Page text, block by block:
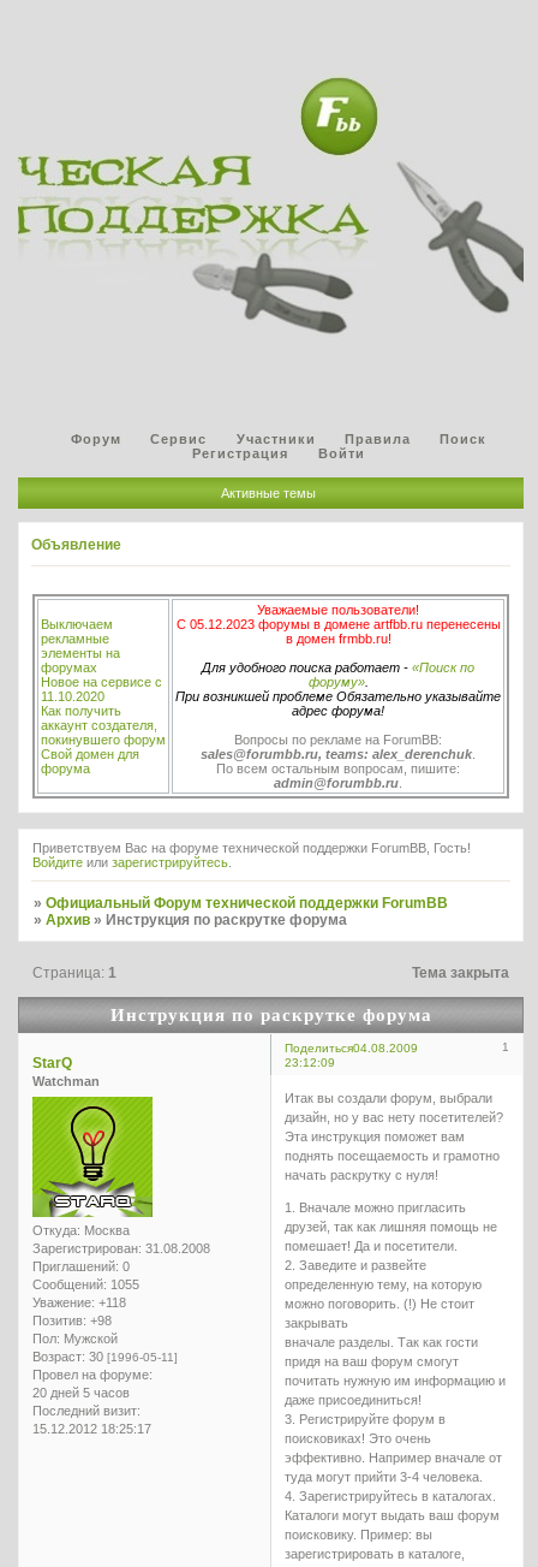
Форум Сервис Участники Правила
Поиск
Регистрация
Войти
Активные темы
Объявление
Выключаем
рекламные
элементы на
форумах
Новое на сервисе с
11.10.2020
Как получить
аккаунт создателя,
покинувшего форум
Свой домен для
форума
Уважаемые пользователи!
С 05.12.2023 форумы в домене artfbb.ru перенесены
в домен frmbb.ru!
Для удобного поиска работает - «Поиск по
форуму».
При возникшей проблеме Обязательно указывайте
адрес форума!
Вопросы по рекламе на ForumBB:
sales@forumbb.ru, teams: alex_derenchuk
По всем остальным вопросам, пишите:
admin@forumbb.ru
Приветствуем Вас на форуме технической поддержки ForumBB, Гость!
Войдите или зарегистрируйтесь
»Официальный Форум технической поддержки ForumBB
»Архив »Инструкция по раскрутке форума
Инструкция по раскрутке форума
Страница:1 Тема закрыта
Поделиться 1
04.08.2009
23:12:09
StarQ
Watchman
Откуда: Москва
Зарегистрирован: 31.08.2008
Приглашений: 0
Сообщений: 1055
Уважение: +118
Позитив: +98
Пол: Мужской
Возраст: 30 [1996-05-11]
Провел на форуме:
20 дней 5 часов
Последний визит:
15.12.2012 18:25:17
Итак вы создали форум, выбрали
дизайн, но у вас нету посетителей?
Эта инструкция поможет вам
поднять посещаемость и грамотно
начать раскрутку с нуля!
1. Вначале можно пригласить
друзей, так как лишняя помощь не
помешает! Да и посетители.
2. Заведите и развейте
определенную тему, на которую
можно поговорить. (!) Не стоит
закрывать
вначале разделы. Так как гости
придя на ваш форум смогут
почитать нужную им информацию и
даже присоединиться!
3. Регистрируйте форум в
поисковиках! Это очень
эффективно. Например вначале от
туда могут прийти 3-4 человека.
4. Зарегистрируйтесь в каталогах.
Каталоги могут выдать ваш форум
поисковику. Пример: вы
зарегистрировать в каталоге,